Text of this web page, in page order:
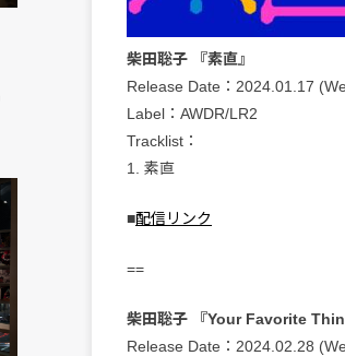
柴田聡子 『素直』
Release Date：2024.01.17
Label：AWDR/LR2
Tracklist：
1. 素直
■配信リンク
==
柴田聡子 『Your Favorite
Release Date：2024.02.28